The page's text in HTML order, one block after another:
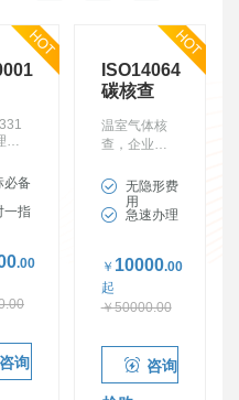
标
体
能
必备
一指
.00
咨询
ISO14064
碳核查
温室气体核
查，企业绿
报、30-60碳
达峰碳中和
必备
无隐形费
用
急速办理
￥ 10000.00
起
￥50000.00
咨询